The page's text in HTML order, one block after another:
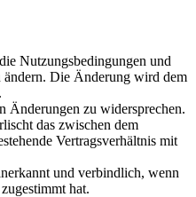
Nutzungsbedingungen und
ändern. Die Änderung wird dem
Änderungen zu widersprechen.
das zwischen dem
Vertragsverhältnis mit
und verbindlich, wenn
hat.